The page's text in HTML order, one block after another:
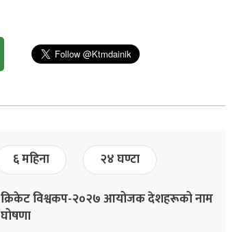
६ महिना २४ घण्टा
क्रिकेट विश्वकप-२०२७ आयोजक देशहरूको नाम
घोषणा